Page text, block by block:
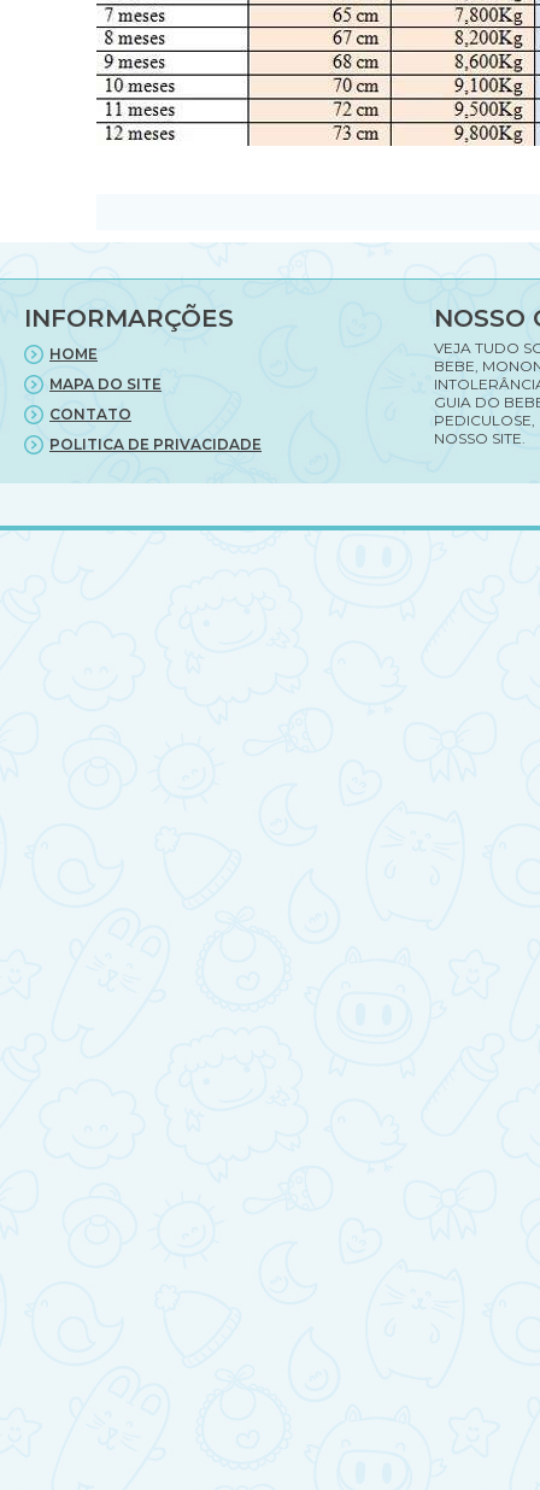
INFORMARÇÕES
HOME
MAPA DO SITE
CONTATO
POLITICA DE PRIVACIDADE
NOSSO
VEJA TUDO
BEBE,
GUIA DO
PEDICULOSE,
NOSSO SITE.